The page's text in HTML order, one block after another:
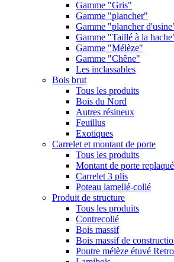
Gamme "Gris"
Gamme "plancher"
Gamme "plancher
Gamme "Taillé à la
Gamme "Mélèze"
Gamme "Chêne"
Les inclassables
Bois brut
Tous les produits
Bois du Nord
Autres résineux
Feuillus
Exotiques
Carrelet et montant de porte
Tous les produits
Montant de porte replaqué
Carrelet 3 plis
Poteau lamellé-collé
Produit de structure
Tous les produits
Contrecollé
Bois massif
Bois massif de
Poutre mélèze étuvé